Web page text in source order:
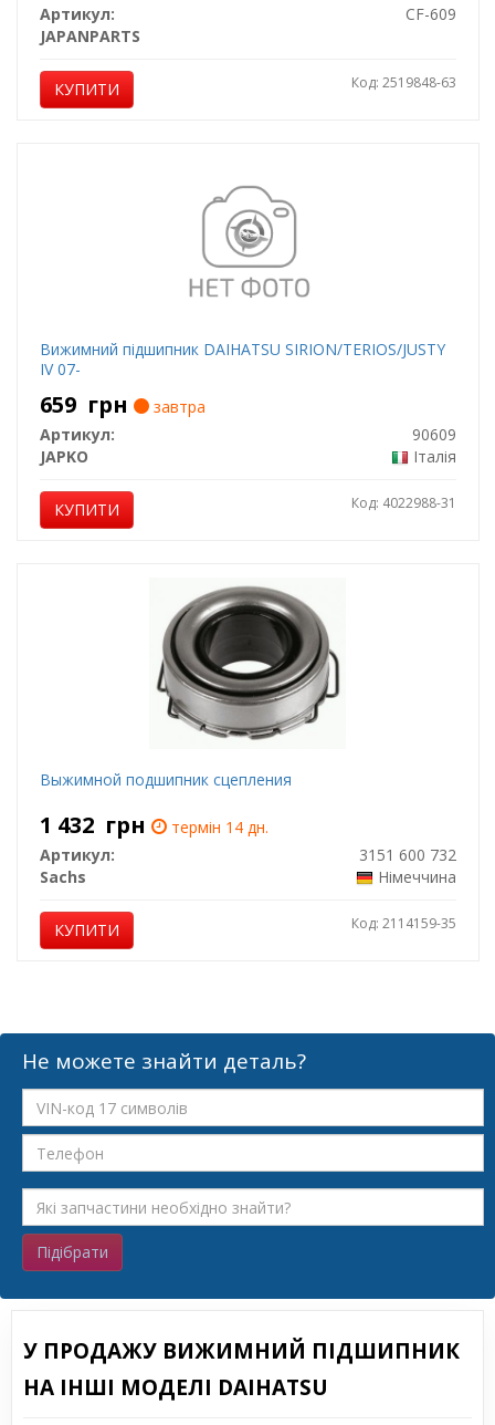
Артикул:
CF-609
JAPANPARTS
КУПИТИ Код: 2519848-63
Вижимний підшипник DAIHATSU SIRION/TERIOS/JUSTY
IV 07-
659 грн
завтра
Артикул:
90609
JAPKO
Італія
КУПИТИ Код: 4022988-31
Выжимной подшипник сцепления
1 432 грн
термін 14 дн.
Артикул:
3151 600 732
Sachs
Німеччина
КУПИТИ Код: 2114159-35
Не можете знайти деталь?
Підібрати
У ПРОДАЖУ ВИЖИМНИЙ ПІДШИПНИК
НА ІНШІ МОДЕЛІ DAIHATSU